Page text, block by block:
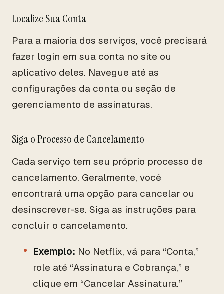
Localize Sua Conta
Para a maioria dos serviços, você precisará
fazer login em sua conta no site ou
aplicativo deles. Navegue até as
configurações da conta ou seção de
gerenciamento de assinaturas.
Siga o Processo de Cancelamento
Cada serviço tem seu próprio processo de
cancelamento. Geralmente, você
encontrará uma opção para cancelar ou
desinscrever-se. Siga as instruções para
concluir o cancelamento.
Exemplo: No Netflix, vá para “Conta,”
role até “Assinatura e Cobrança,” e
clique em “Cancelar Assinatura.”